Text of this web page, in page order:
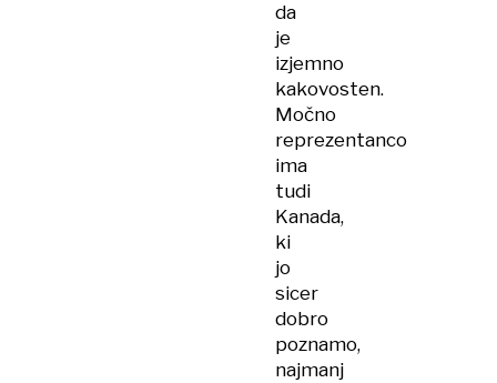
da
je
izjemno
kakovosten.
Močno
reprezentanco
ima
tudi
Kanada,
ki
jo
sicer
dobro
poznamo,
najmanj